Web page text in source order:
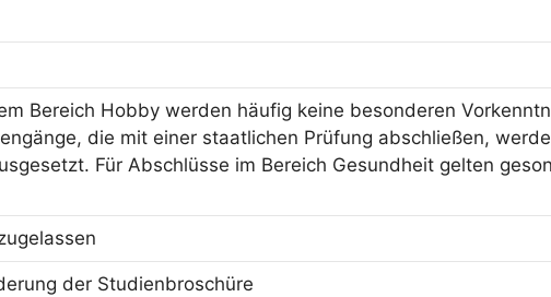
Bereich Hobby werden häufig keine besonderen
die mit einer staatlichen Prüfung abschließen,
Für Abschlüsse im Bereich Gesundheit gelten
der Studienbroschüre